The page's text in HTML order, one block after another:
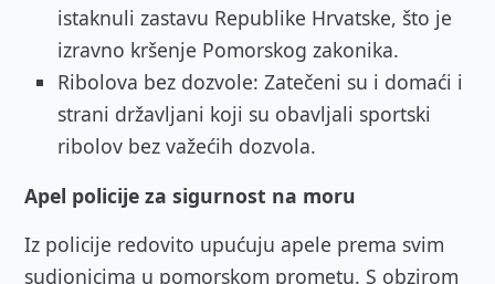
istaknuli zastavu Republike Hrvatske, što je
izravno kršenje Pomorskog zakonika.
Ribolova bez dozvole: Zatečeni su i domaći i
strani državljani koji su obavljali sportski
ribolov bez važećih dozvola.
Apel policije za sigurnost na moru
Iz policije redovito upućuju apele prema svim
sudionicima u pomorskom prometu. S obzirom